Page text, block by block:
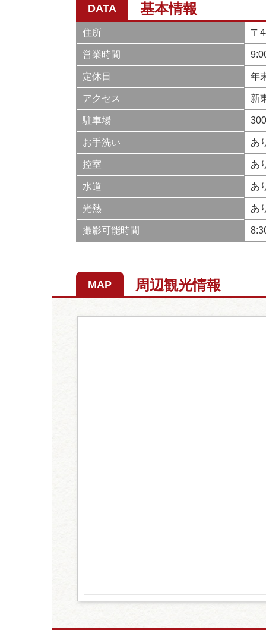
DATA 基本情報
住所 〒
営業時間
定休日 年
アクセス 新
駐車場
お手洗い あ
控室 あ
水道 あ
光熱 あ
撮影可能時間
MAP 周辺観光情報